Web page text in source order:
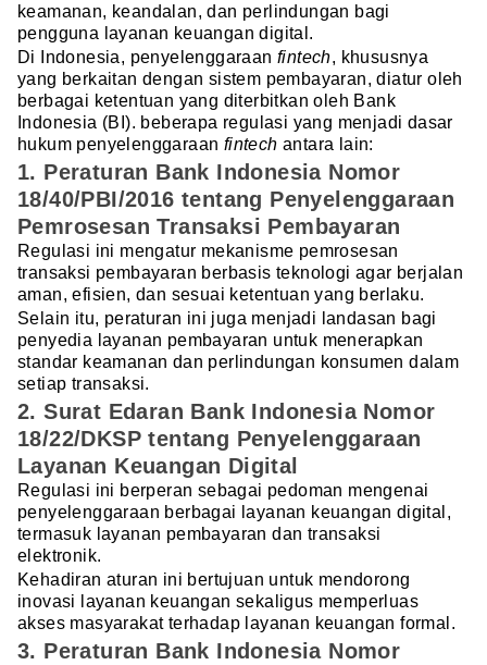
keamanan, keandalan, dan perlindungan bagi
pengguna layanan keuangan digital.
Di Indonesia, penyelenggaraan fintech, khususnya
yang berkaitan dengan sistem pembayaran, diatur oleh
berbagai ketentuan yang diterbitkan oleh Bank
Indonesia (BI). beberapa regulasi yang menjadi dasar
hukum penyelenggaraan fintechantara lain:
1. Peraturan Bank Indonesia Nomor
18/40/PBI/2016 tentang Penyelenggaraan
Pemrosesan Transaksi Pembayaran
Regulasi ini mengatur mekanisme pemrosesan
transaksi pembayaran berbasis teknologi agar berjalan
aman, efisien, dan sesuai ketentuan yang berlaku.
Selain itu, peraturan ini juga menjadi landasan bagi
penyedia layanan pembayaran untuk menerapkan
standar keamanan dan perlindungan konsumen dalam
setiap transaksi.
2. Surat Edaran Bank Indonesia Nomor
18/22/DKSP tentang Penyelenggaraan
Layanan Keuangan Digital
Regulasi ini berperan sebagai pedoman mengenai
penyelenggaraan berbagai layanan keuangan digital,
termasuk layanan pembayaran dan transaksi
elektronik.
Kehadiran aturan ini bertujuan untuk mendorong
inovasi layanan keuangan sekaligus memperluas
akses masyarakat terhadap layanan keuangan formal.
3. Peraturan Bank Indonesia Nomor